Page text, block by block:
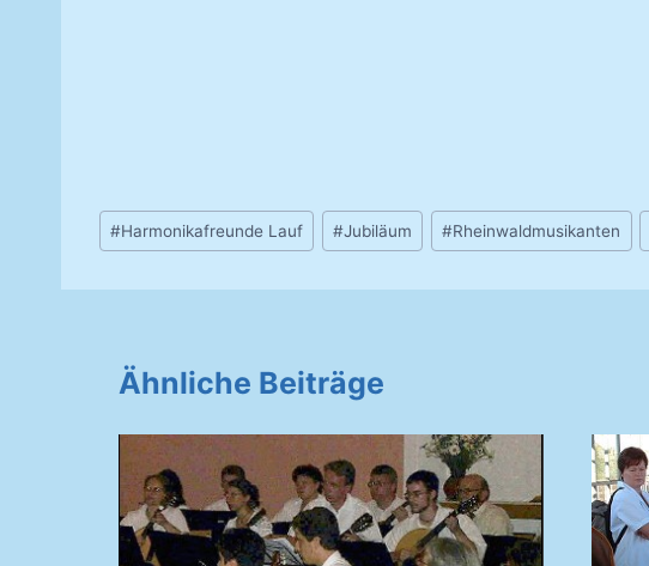
Schlagworte:
#Harmonikafreunde Lauf #Jubiläum #Rheinwaldmusikanten
Ähnliche Beiträge